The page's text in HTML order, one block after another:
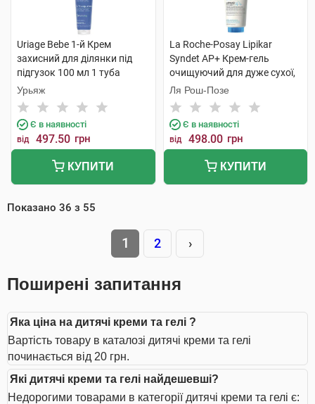
Uriage Bebe 1-й Крем
захисний для ділянки під
підгузок 100 мл 1 туба
Урьяж
Є в наявності
від 497.50 грн
КУПИТИ
La Roche-Posay Lipikar
Syndet AP+ Крем-гель
очищуючий для дуже сухої,
схильної до атопії шкіри 200
мл 1 туба
Ля Рош-Позе
Є в наявності
від 498.00 грн
КУПИТИ
Показано 36 з 55
1 2 ›
Поширені запитання
Яка ціна на дитячі креми та гелі ?
Вартість товару в каталозі дитячі креми та гелі
починається від 20 грн.
Які дитячі креми та гелі найдешевші?
Недорогими товарами в категорії дитячі креми та гелі є: